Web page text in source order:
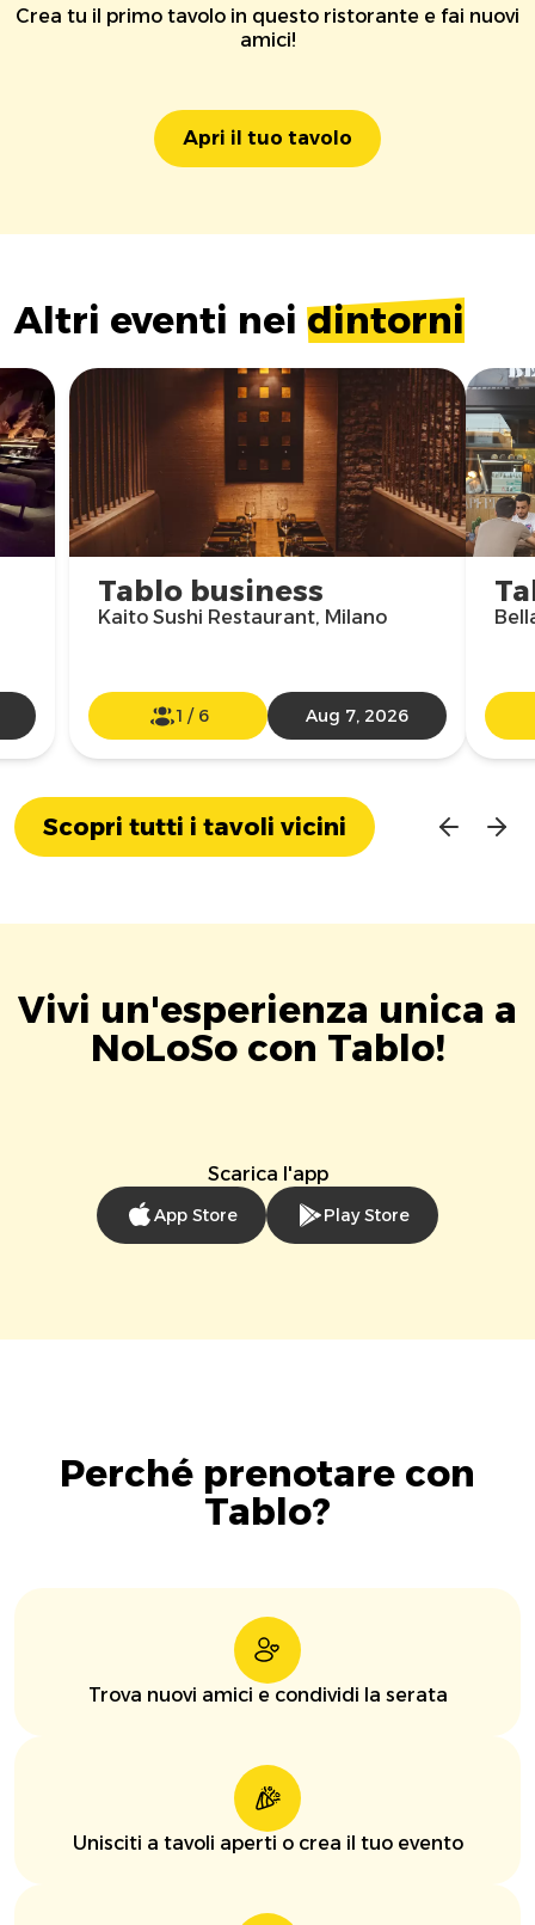
Crea tu il primo tavolo in questo ristorante e fai nuovi
amici!
Apri il tuo tavolo
Altri eventi nei dintorni
Tablo business
Kaito Sushi Restaurant, Milano
1 / 6 Aug 7, 2026
Scopri tutti i tavoli vicini
Vivi un'esperienza unica a
NoLoSo con Tablo!
Scarica l'app
App Store Play Store
Perché prenotare con
Tablo?
Trova nuovi amici e condividi la serata
Unisciti a tavoli aperti o crea il tuo evento